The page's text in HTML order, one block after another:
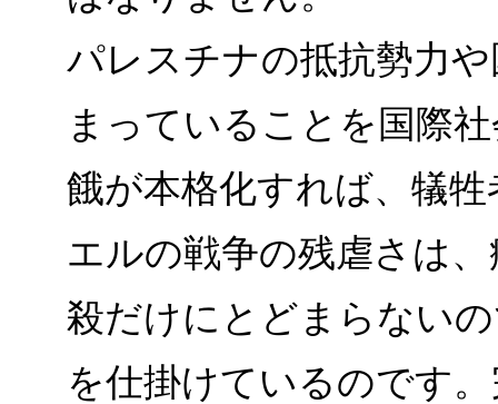
パレスチナの抵抗勢力
まっていることを国際
餓が本格化すれば、犠
エルの戦争の残虐さは
殺だけにとどまらない
を仕掛けているのです